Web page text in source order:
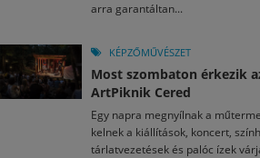
arra garantáltan...
KÉPZŐMŰVÉSZET
Most szombaton érkezik
ArtPiknik Cered
Egy napra megnyílnak a
kelnek a kiállítások, koncert,
tárlatvezetések és palóc ízek